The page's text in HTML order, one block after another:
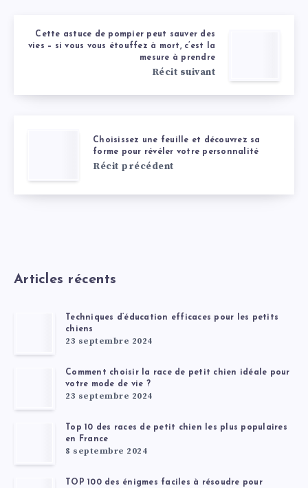
Cette astuce de pompier peut sauver des
vies – si vous vous étouffez à mort, c’est la
mesure à prendre
Récit suivant
Choisissez une feuille et découvrez sa
forme pour révéler votre personnalité
Récit précédent
Articles récents
Techniques d’éducation efficaces pour les petits
chiens
23 septembre 2024
Comment choisir la race de petit chien idéale pour
votre mode de vie ?
23 septembre 2024
Top 10 des races de petit chien les plus populaires
en France
8 septembre 2024
TOP 100 des énigmes faciles à résoudre pour